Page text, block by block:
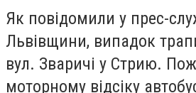
Як повідомили у прес-
Львівщини, випадок
вул. Зваричі у Стрию.
моторному відсіку